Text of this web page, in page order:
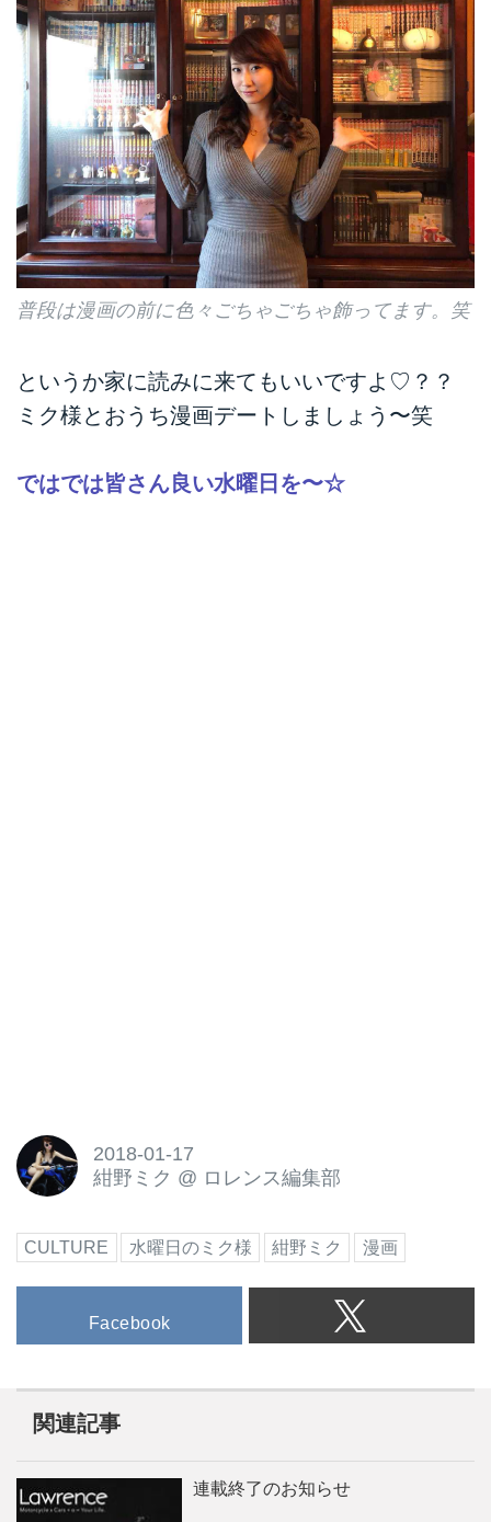
普段は漫画の前に色々ごちゃごちゃ飾ってます。笑
というか家に読みに来てもいいですよ♡？？
ミク様とおうち漫画デートしましょう〜笑
ではでは皆さん良い水曜日を〜☆
2018-01-17
紺野ミク @ ロレンス編集部
CULTURE 水曜日のミク様 紺野ミク 漫画
Facebook
関連記事
連載終了のお知らせ